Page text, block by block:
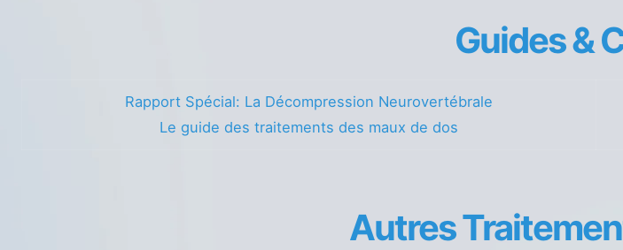
Guides &
Rapport Spécial: La Décompression Neurovertébrale
Le guide des traitements des maux de dos
Autres